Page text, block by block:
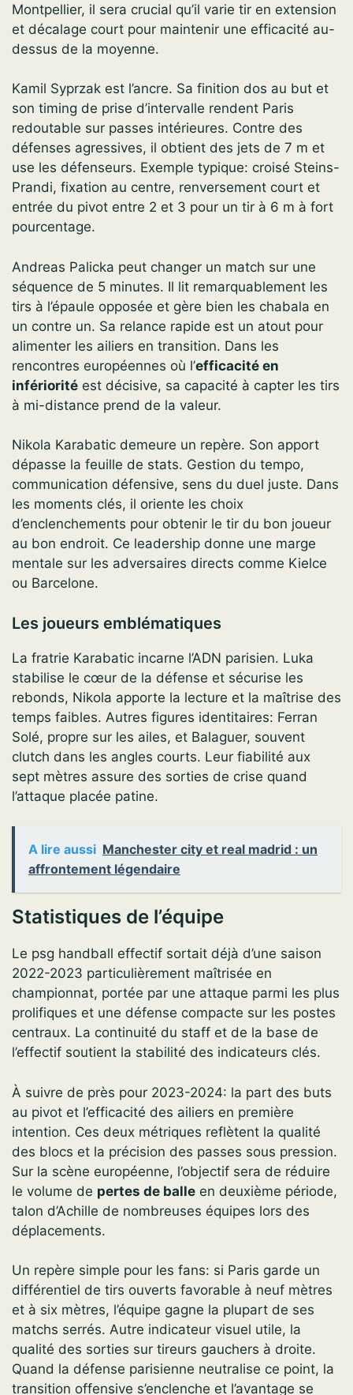
Montpellier, il sera crucial qu’il varie tir en extension
et décalage court pour maintenir une efficacité au-
dessus de la moyenne.
Kamil Syprzak est l’ancre. Sa finition dos au but et
son timing de prise d’intervalle rendent Paris
redoutable sur passes intérieures. Contre des
défenses agressives, il obtient des jets de 7 m et
use les défenseurs. Exemple typique: croisé Steins-
Prandi, fixation au centre, renversement court et
entrée du pivot entre 2 et 3 pour un tir à 6 m à fort
pourcentage.
Andreas Palicka peut changer un match sur une
séquence de 5 minutes. Il lit remarquablement les
tirs à l’épaule opposée et gère bien les chabala en
un contre un. Sa relance rapide est un atout pour
alimenter les ailiers en transition. Dans les
rencontres européennes où l’efficacité en
infériorité est décisive, sa capacité à capter les tirs
à mi-distance prend de la valeur.
Nikola Karabatic demeure un repère. Son apport
dépasse la feuille de stats. Gestion du tempo,
communication défensive, sens du duel juste. Dans
les moments clés, il oriente les choix
d’enclenchements pour obtenir le tir du bon joueur
au bon endroit. Ce leadership donne une marge
mentale sur les adversaires directs comme Kielce
ou Barcelone.
Les joueurs emblématiques
La fratrie Karabatic incarne l’ADN parisien. Luka
stabilise le cœur de la défense et sécurise les
rebonds, Nikola apporte la lecture et la maîtrise des
temps faibles. Autres figures identitaires: Ferran
Solé, propre sur les ailes, et Balaguer, souvent
clutch dans les angles courts. Leur fiabilité aux
sept mètres assure des sorties de crise quand
l’attaque placée patine.
A lire aussi Manchester city et real madrid : un
affrontement légendaire
Statistiques de l’équipe
Le psg handball effectif sortait déjà d’une saison
2022-2023 particulièrement maîtrisée en
championnat, portée par une attaque parmi les plus
prolifiques et une défense compacte sur les postes
centraux. La continuité du staff et de la base de
l’effectif soutient la stabilité des indicateurs clés.
À suivre de près pour 2023-2024: la part des buts
au pivot et l’efficacité des ailiers en première
intention. Ces deux métriques reflètent la qualité
des blocs et la précision des passes sous pression.
Sur la scène européenne, l’objectif sera de réduire
le volume de pertes de balle en deuxième période,
talon d’Achille de nombreuses équipes lors des
déplacements.
Un repère simple pour les fans: si Paris garde un
différentiel de tirs ouverts favorable à neuf mètres
et à six mètres, l’équipe gagne la plupart de ses
matchs serrés. Autre indicateur visuel utile, la
qualité des sorties sur tireurs gauchers à droite.
Quand la défense parisienne neutralise ce point, la
transition offensive s’enclenche et l’avantage se